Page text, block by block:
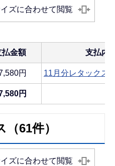
ズに合わせて閲覧
払金額 支払内
円 11月分レタックス
円
61件）
ズに合わせて閲覧